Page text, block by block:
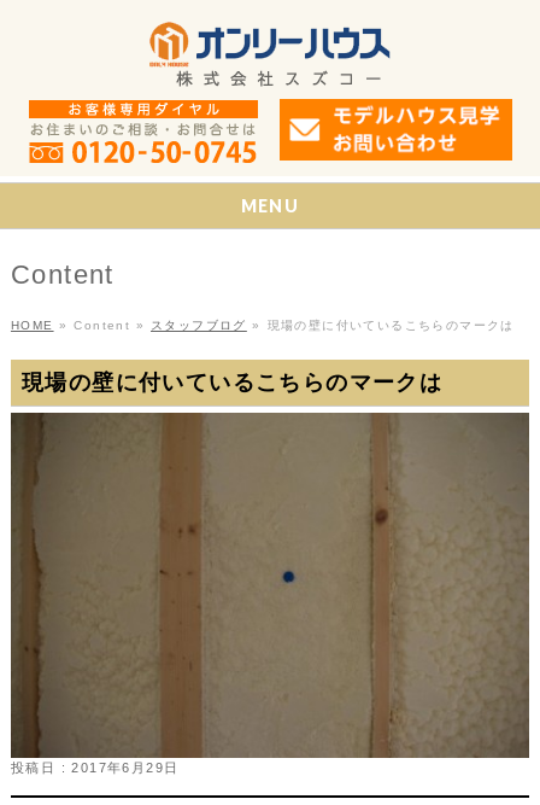
MENU
Content
HOME » Content » スタッフブログ » 現場の壁に付いているこちらのマークは
現場の壁に付いているこちらのマークは
投稿日 : 2017年6月29日